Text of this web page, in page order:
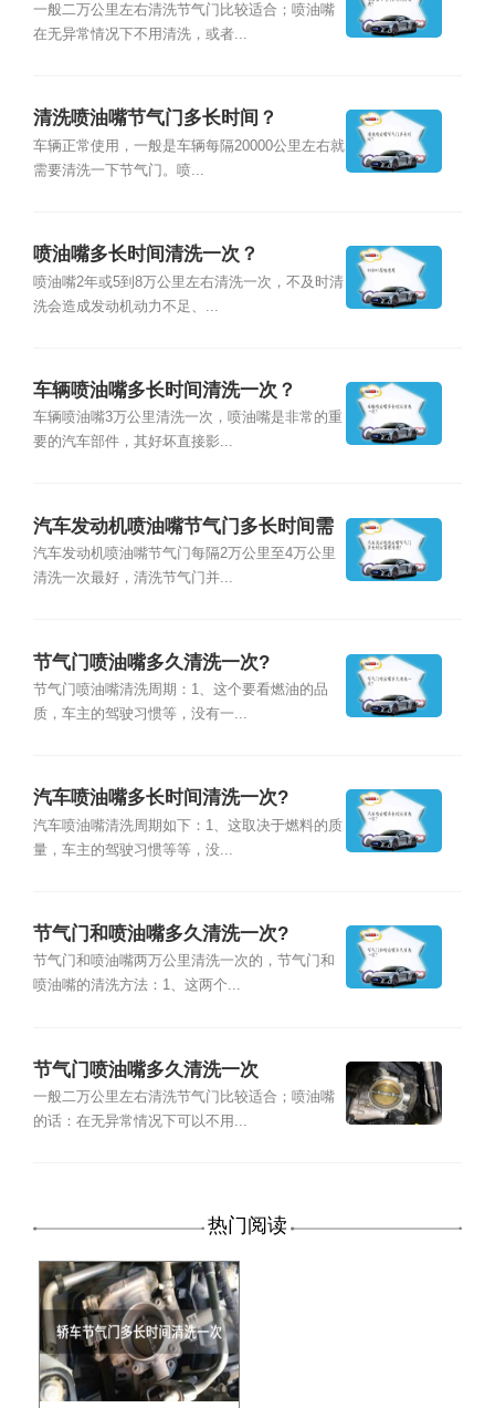
一般二万公里左右清洗节气门比较适合；喷油嘴
在无异常情况下不用清洗，或者...
清洗喷油嘴节气门多长时间？
车辆正常使用，一般是车辆每隔20000公里左右就
需要清洗一下节气门。喷...
喷油嘴多长时间清洗一次？
喷油嘴2年或5到8万公里左右清洗一次，不及时清
洗会造成发动机动力不足、...
车辆喷油嘴多长时间清洗一次？
车辆喷油嘴3万公里清洗一次，喷油嘴是非常的重
要的汽车部件，其好坏直接影...
汽车发动机喷油嘴节气门多长时间需
要清洗？
汽车发动机喷油嘴节气门每隔2万公里至4万公里
清洗一次最好，清洗节气门并...
节气门喷油嘴多久清洗一次?
节气门喷油嘴清洗周期：1、这个要看燃油的品
质，车主的驾驶习惯等，没有一...
汽车喷油嘴多长时间清洗一次?
汽车喷油嘴清洗周期如下：1、这取决于燃料的质
量，车主的驾驶习惯等等，没...
节气门和喷油嘴多久清洗一次?
节气门和喷油嘴两万公里清洗一次的，节气门和
喷油嘴的清洗方法：1、这两个...
节气门喷油嘴多久清洗一次
一般二万公里左右清洗节气门比较适合；喷油嘴
的话：在无异常情况下可以不用...
热门阅读